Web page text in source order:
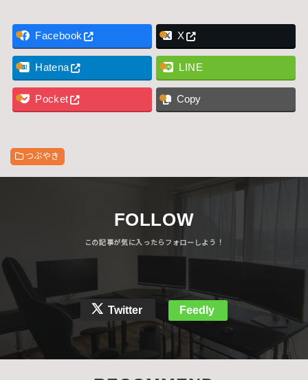
Facebook X
Hatena LINE
Pocket Copy
つぶやき
FOLLOW
Twitter Feedly